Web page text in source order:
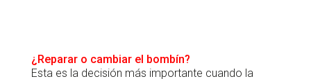
¿Reparar o cambiar el bombín?
Esta es la decisión más importante cuando la